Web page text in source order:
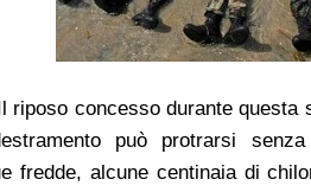
riposo concesso durante
può protrarsi
fredde, alcune centinaia di